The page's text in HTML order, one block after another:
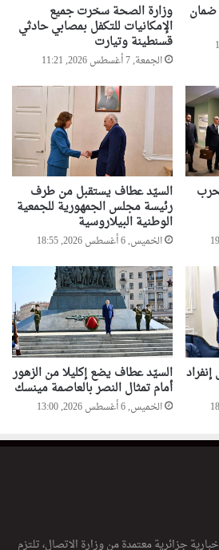
ضمان وزارة الصحة سخرت جميع
الإمكانيات للتكفل بمصابي حادثي
قسنطينة وتيارت
الجمعة, 7 أغسطس 2026, 11:21
السيّد عطاف يستقبل من طرف
رئيسة مجلس الجمهورية للجمعية
الوطنية البيلاروسية
الخميس, 6 أغسطس 2026, 18:55
السيّد عطاف يضع إكليلا من الزهور
أمام تمثال النصر بالعاصمة مينسك
الخميس, 6 أغسطس 2026, 13:00
جزائرية معتمدة من وزارة الاتصال، تلتزم